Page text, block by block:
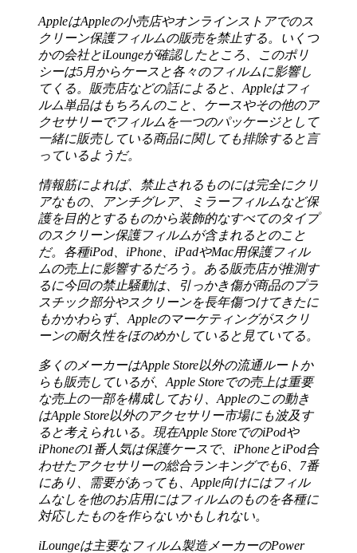
AppleはAppleの小売店やオンラインストアでのス
クリーン保護フィルムの販売を禁止する。いくつ
かの会社とiLoungeが確認したところ、このポリ
シーは5月からケースと各々のフィルムに影響し
てくる。販売店などの話によると、Appleはフィ
ルム単品はもちろんのこと、ケースやその他のア
クセサリーでフィルムを一つのパッケージとして
一緒に販売している商品に関しても排除すると言
っているようだ。
情報筋によれば、禁止されるものには完全にクリ
アなもの、アンチグレア、ミラーフィルムなど保
護を目的とするものから装飾的なすべてのタイプ
のスクリーン保護フィルムが含まれるとのこと
だ。各種iPod、iPhone、iPadやMac用保護フィル
ムの売上に影響するだろう。ある販売店が推測す
るに今回の禁止騒動は、引っかき傷が商品のプラ
スチック部分やスクリーンを長年傷つけてきたに
もかかわらず、Appleのマーケティングがスクリ
ーンの耐久性をほのめかしていると見ていてる。
多くのメーカーはApple Store以外の流通ルートか
らも販売しているが、Apple Storeでの売上は重要
な売上の一部を構成しており、Appleのこの動き
はApple Store以外のアクセサリー市場にも波及す
ると考えられいる。現在Apple StoreでのiPodや
iPhoneの1番人気は保護ケースで、iPhoneとiPod合
わせたアクセサリーの総合ランキングでも6、7番
にあり、需要があっても、Apple向けにはフィル
ムなしを他のお店用にはフィルムのものを各種に
対応したものを作らないかもしれない。
iLoungeは主要なフィルム製造メーカーのPower